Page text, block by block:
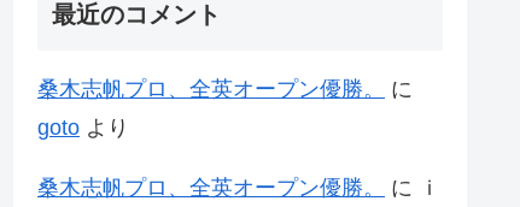
最近のコメント
桑木志帆プロ、全英オープン優勝。
に
goto より
桑木志帆プロ、全英オープン優勝。 に
ｉ